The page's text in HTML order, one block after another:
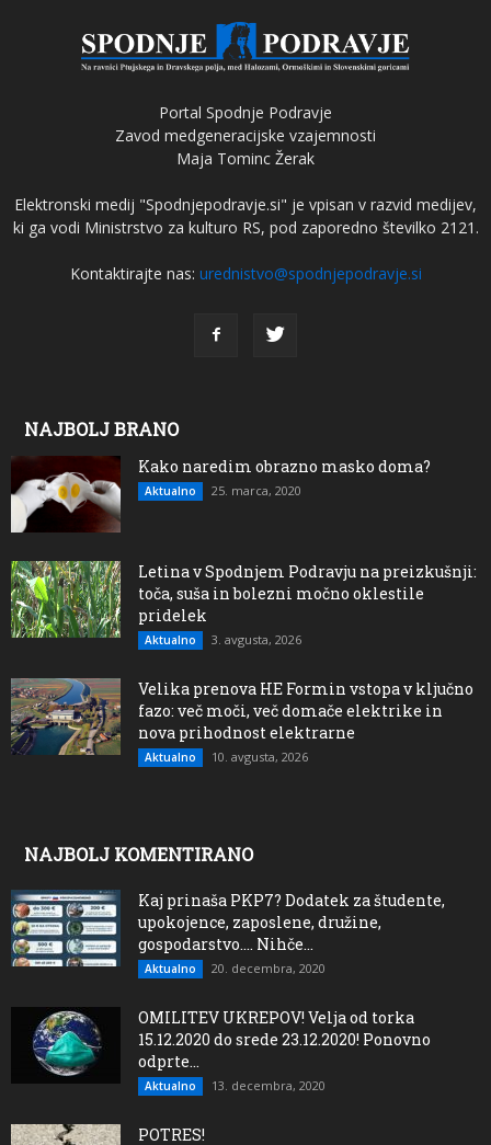
Portal Spodnje Podravje
Zavod medgeneracijske vzajemnosti
Maja Tominc Žerak
Elektronski medij "Spodnjepodravje.si" je vpisan v razvid medijev,
ki ga vodi Ministrstvo za kulturo RS, pod zaporedno številko 2121.
Kontaktirajte nas: urednistvo@spodnjepodravje.si
NAJBOLJ BRANO
Kako naredim obrazno masko doma?
Aktualno 25. marca, 2020
Letina v Spodnjem Podravju na preizkušnji:
toča, suša in bolezni močno oklestile
pridelek
Aktualno 3. avgusta, 2026
Velika prenova HE Formin vstopa v ključno
fazo: več moči, več domače elektrike in
nova prihodnost elektrarne
Aktualno 10. avgusta, 2026
NAJBOLJ KOMENTIRANO
Kaj prinaša PKP7? Dodatek za študente,
upokojence, zaposlene, družine,
gospodarstvo…. Nihče...
Aktualno 20. decembra, 2020
OMILITEV UKREPOV! Velja od torka
15.12.2020 do srede 23.12.2020! Ponovno
odprte...
Aktualno 13. decembra, 2020
POTRES!